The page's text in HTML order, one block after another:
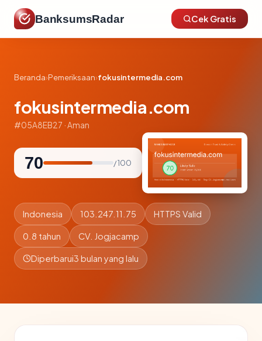
BanksumsRadar Cek Gratis
Beranda›Pemeriksaan›fokusintermedia.com
fokusintermedia.com
#05A8EB27 · Aman
70 / 100
Indonesia 103.247.11.75 HTTPS Valid
0.8 tahun CV. Jogjacamp
Diperbarui3 bulan yang lalu